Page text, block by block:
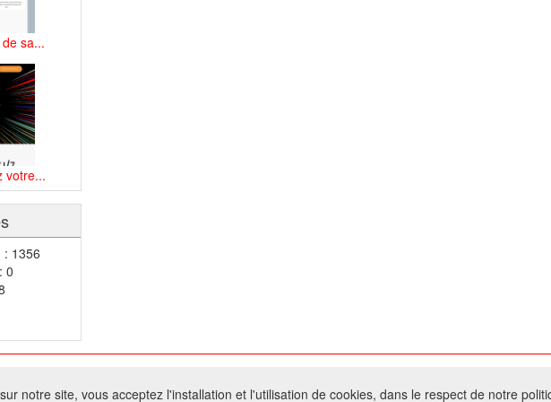
sa...
votre...
: 1356
0
Tous droits réservés - Toute reproduction du contenu de ce site, même partielle, est interdite sans
notre site, vous acceptez l'installation et l'utilisation de cookies, dans le respect de notre